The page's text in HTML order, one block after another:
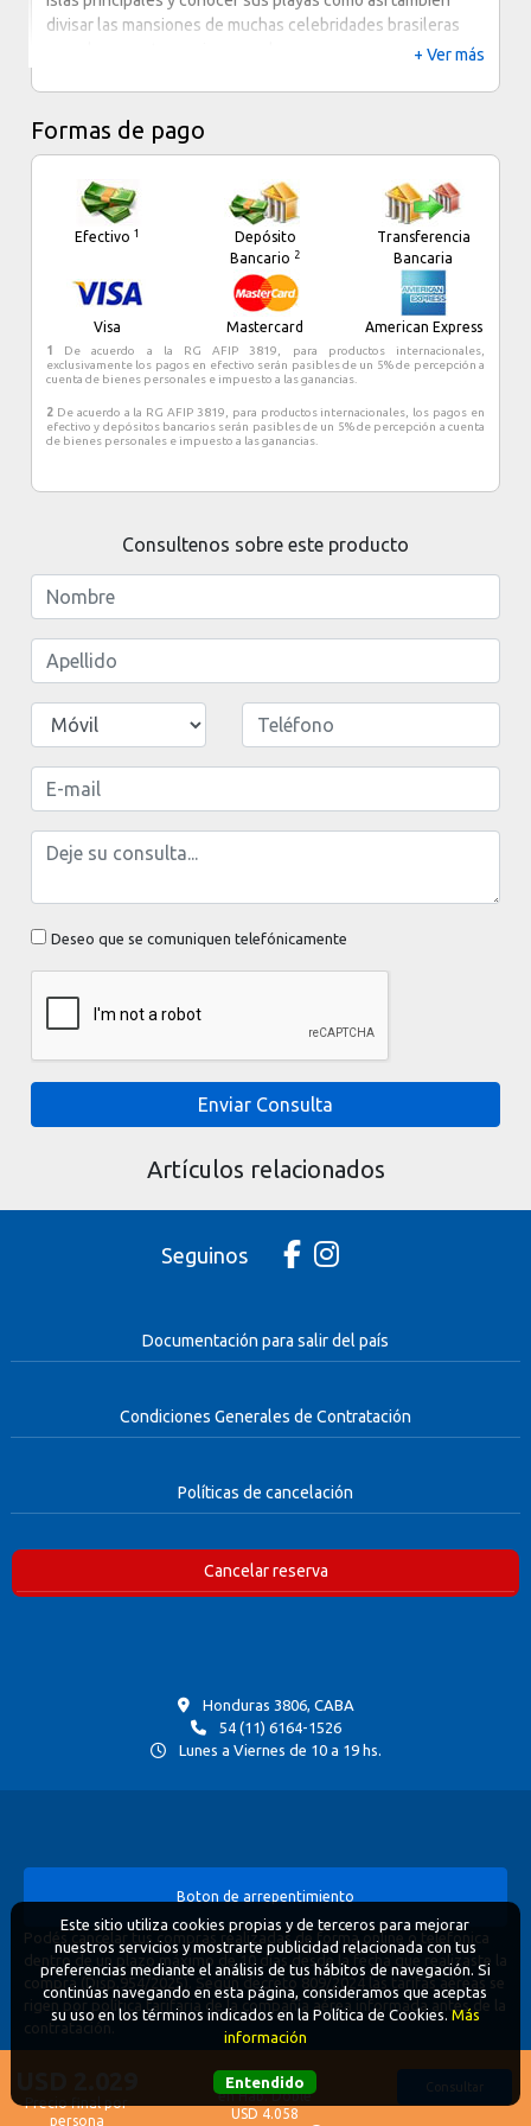
mineral gratuita. Además, se ofrece servicio de limpieza
todos los días y los huéspedes pueden solicitar plancha y
divisar las mansiones de muchas celebridades brasileras
Angra dos Reis tiene varios hoteles resort sobre la playa
con diferentes perfiles para cada tipo de turista.
+ Ver más
Formas de pago
Efectivo 1
Depósito
Bancario 2
Transferencia
Bancaria
Visa Mastercard American Express
1
De acuerdo a la RG AFIP 3819, para productos internacionales,
exclusivamente los pagos en efectivo serán pasibles de un 5% de percepción a
cuenta de bienes personales e impuesto a las ganancias.
2 De acuerdo a la RG AFIP 3819, para productos internacionales, los pagos en
efectivo y depósitos bancarios serán pasibles de un 5% de percepción a cuenta
de bienes personales e impuesto a las ganancias.
Precio final por
persona
Total 2 adultos
en Hab. Doble
USD 4.058
Consultar
Consultenos sobre este producto
Deseo que se comuniquen telefónicamente
Enviar Consulta
Artículos relacionados
Seguinos
Documentación para salir del país
Condiciones Generales de Contratación
Políticas de cancelación
Cancelar reserva
Honduras 3806, CABA
54 (11) 6164-1526
Lunes a Viernes de 10 a 19 hs.
Boton de arrepentimiento
Podés cancelar tus compras realizadas de forma online o telefonica
dentro de un plazo máximo de 10 días desde la fecha que realizaste la
compra (Disp.954/2025). Según decreto 809/2024 las tarifas aéreas se
rigen por política tarifaria de la compañía aérea informada antes de la
contratación.
Defensa del consumidor. Para reclamosingrese aquí
Denuncia contra una agencia. Para reclamosingrese aquí
Este sitio utiliza cookies propias y de terceros para mejorar
nuestros servicios y mostrarte publicidad relacionada con tus
preferencias mediante el análisis de tus hábitos de navegación. Si
continúas navegando en esta página, consideramos que aceptas
su uso en los términos indicados en la Política de Cookies.Más
información
Entendido